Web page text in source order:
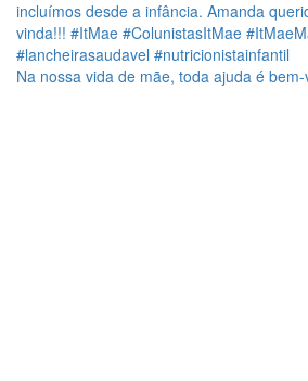
Na nossa vida de mãe, toda ajuda é